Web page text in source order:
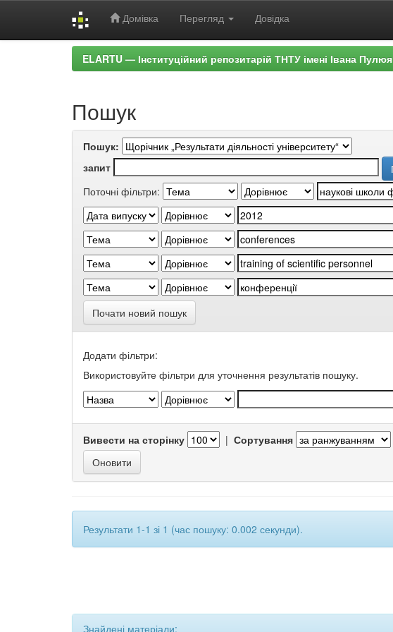
Домівка Перегляд Довідка
ELARTU — Інституційний репозитарій ТНТУ імені Івана Пулюя
Пошук
Пошук:
запит
Поточні фільтри:
Почати новий пошук
Додати фільтри:
Використовуйте фільтри для уточнення результатів пошуку.
Вивести на сторінку | Сортування
Результати 1-1 зі 1 (час пошуку: 0.002 секунди).
Знайдені матеріали: